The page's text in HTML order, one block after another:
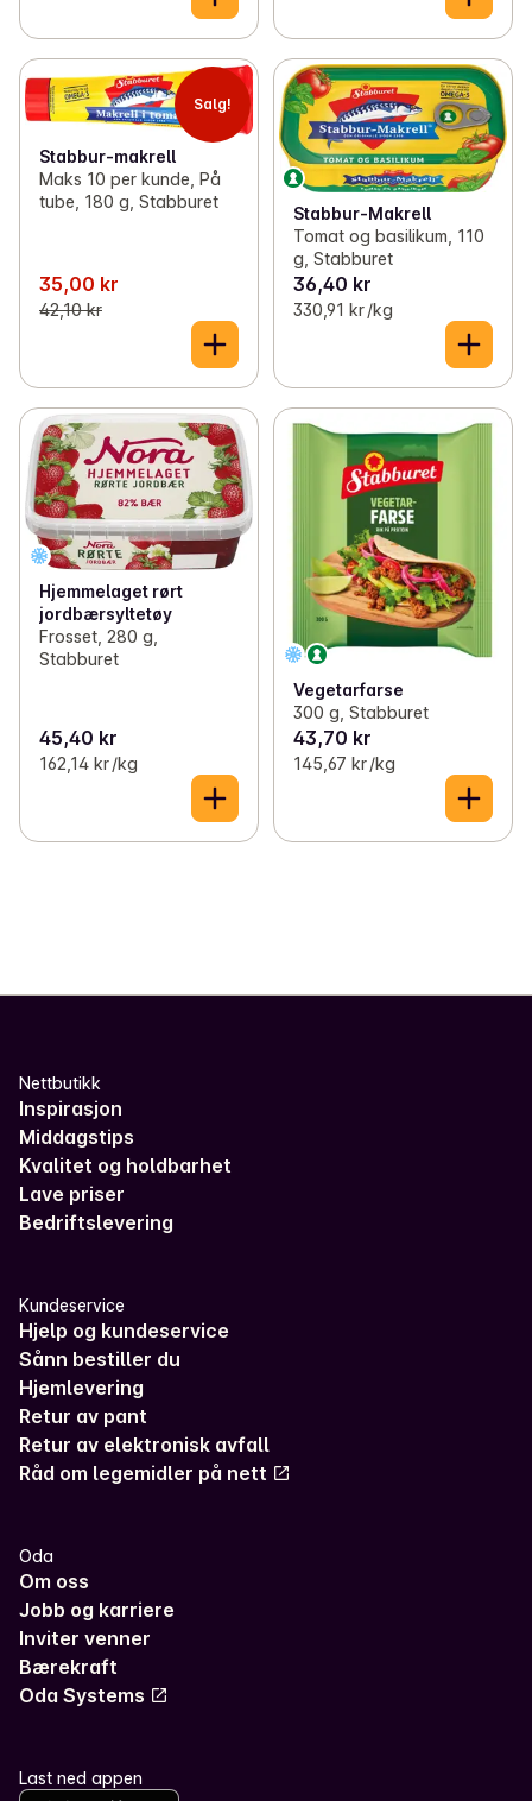
Salg!
Stabbur-makrell
Maks 10 per kunde, På
tube, 180 g, Stabburet
35,00 kr
42,10 kr
Stabbur-Makrell
Tomat og basilikum, 110
g, Stabburet
36,40 kr
330,91 kr /kg
Hjemmelaget rørt
jordbærsyltetøy
Frosset, 280 g,
Stabburet
45,40 kr
162,14 kr /kg
Vegetarfarse
300 g, Stabburet
43,70 kr
145,67 kr /kg
Nettbutikk
Inspirasjon
Middagstips
Kvalitet og holdbarhet
Lave priser
Bedriftslevering
Kundeservice
Hjelp og kundeservice
Sånn bestiller du
Hjemlevering
Retur av pant
Retur av elektronisk avfall
Råd om legemidler på nett
Oda
Om oss
Jobb og karriere
Inviter venner
Bærekraft
Oda Systems
Last ned appen